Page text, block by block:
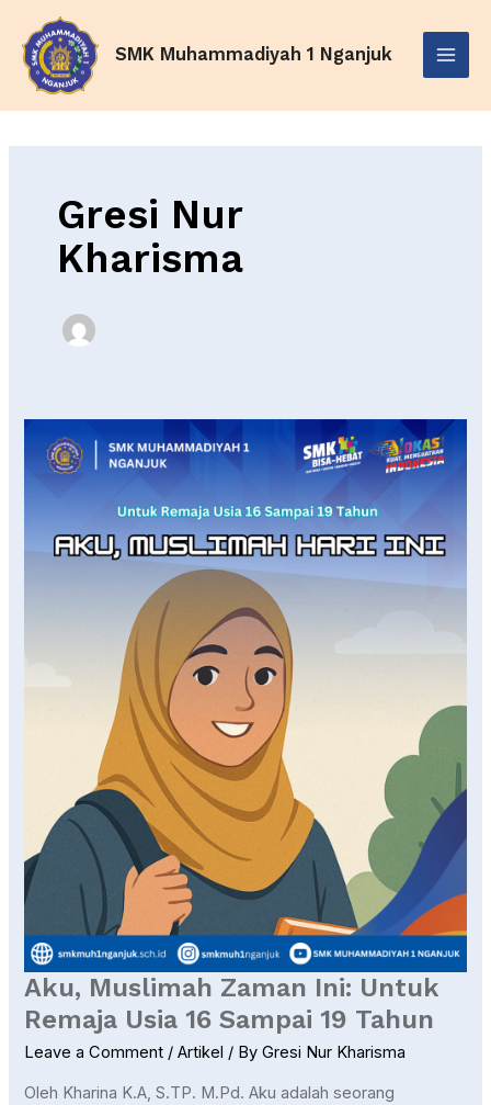
content
SMK Muhammadiyah 1 Nganjuk
Menu
Gresi Nur
Kharisma
Aku, Muslimah Zaman Ini: Untuk
Remaja Usia 16 Sampai 19 Tahun
Leave a Comment /Artikel / ByGresi Nur Kharisma
Oleh Kharina K.A, S.TP. M.Pd. Aku adalah seorang
Muslimah
Zaman
Untuk
Remaja